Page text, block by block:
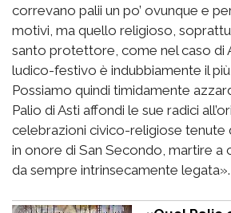
correvano palii un po’ ovunque e
motivi, ma quello religioso,
santo protettore, come nel caso di
ludico-festivo è indubbiamente il
Possiamo quindi timidamente
Palio di Asti affondi le sue radici
celebrazioni civico-religiose tenute
in onore di San Secondo, martire a
da sempre intrinsecamente legata».